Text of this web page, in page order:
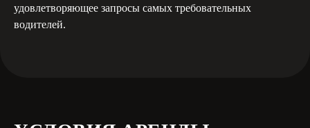
удовлетворяющее запросы самых требовательных
водителей.
или паспорт